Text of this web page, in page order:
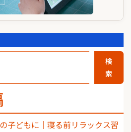
検
索
子どもに｜寝る前リラックス習